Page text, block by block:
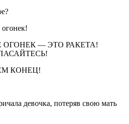
ОГОНЕК — ЭТО РАКЕТА!
КОНЕЦ!
девочка, потеряв свою мать